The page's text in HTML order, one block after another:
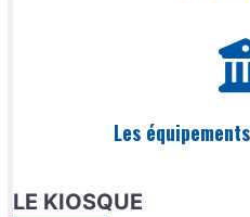
Les
LE KIOSQUE